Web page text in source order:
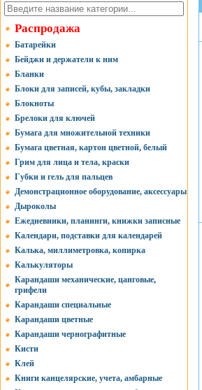
Распродажа
Батарейки
Бейджи и держатели к ним
Бланки
Блоки для записей, кубы, закладки
Блокноты
Брелоки для ключей
Бумага для множительной техники
Бумага цветная, картон цветной, белый
Грим для лица и тела, краски
Губки и гель для пальцев
Демонстрационное оборудование, аксессуары
Дыроколы
Ежедневники, планинги, книжки записные
Календари, подставки для календарей
Калька, миллиметровка, копирка
Калькуляторы
Карандаши механические, цанговые,
грифели
Карандаши специальные
Карандаши цветные
Карандаши чернографитные
Кисти
Клей
Книги канцелярские, учета, амбарные